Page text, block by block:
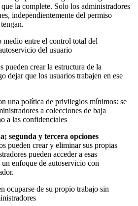
la complete. Solo los administradores
independientemente del permiso
medio entre el control total del
del usuario
pueden crear la estructura de la
dejar que los usuarios trabajen en ese
una política de privilegios mínimos: se
a colecciones de baja
a las confidenciales
segunda y tercera opciones
pueden crear y eliminar sus propias
pueden acceder a esas
enfoque de autoservicio con
ocuparse de su propio trabajo sin